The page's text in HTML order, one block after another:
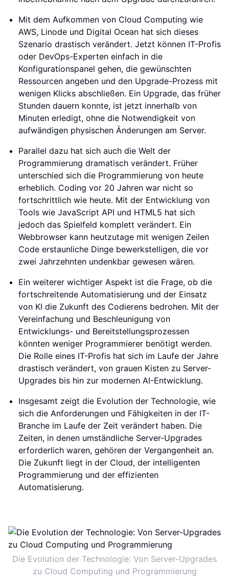
Mit dem Aufkommen von Cloud Computing wie
AWS, Linode und Digital Ocean hat sich dieses
Szenario drastisch verändert. Jetzt können IT-Profis
oder DevOps-Experten einfach in die
Konfigurationspanel gehen, die gewünschten
Ressourcen angeben und den Upgrade-Prozess mit
wenigen Klicks abschließen. Ein Upgrade, das früher
Stunden dauern konnte, ist jetzt innerhalb von
Minuten erledigt, ohne die Notwendigkeit von
aufwändigen physischen Änderungen am Server.
Parallel dazu hat sich auch die Welt der
Programmierung dramatisch verändert. Früher
unterschied sich die Programmierung von heute
erheblich. Coding vor 20 Jahren war nicht so
fortschrittlich wie heute. Mit der Entwicklung von
Tools wie JavaScript API und HTML5 hat sich
jedoch das Spielfeld komplett verändert. Ein
Webbrowser kann heutzutage mit wenigen Zeilen
Code erstaunliche Dinge bewerkstelligen, die vor
zwei Jahrzehnten undenkbar gewesen wären.
Ein weiterer wichtiger Aspekt ist die Frage, ob die
fortschreitende Automatisierung und der Einsatz
von KI die Zukunft des Codierens bedrohen. Mit der
Vereinfachung und Beschleunigung von
Entwicklungs- und Bereitstellungsprozessen
könnten weniger Programmierer benötigt werden.
Die Rolle eines IT-Profis hat sich im Laufe der Jahre
drastisch verändert, von grauen Kisten zu Server-
Upgrades bis hin zur modernen AI-Entwicklung.
Insgesamt zeigt die Evolution der Technologie, wie
sich die Anforderungen und Fähigkeiten in der IT-
Branche im Laufe der Zeit verändert haben. Die
Zeiten, in denen umständliche Server-Upgrades
erforderlich waren, gehören der Vergangenheit an.
Die Zukunft liegt in der Cloud, der intelligenten
Programmierung und der effizienten
Automatisierung.
Die Evolution der Technologie: Von Server-Upgrades
zu Cloud Computing und Programmierung